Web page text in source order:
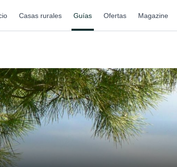
Casas rurales Guías Ofertas Magazine